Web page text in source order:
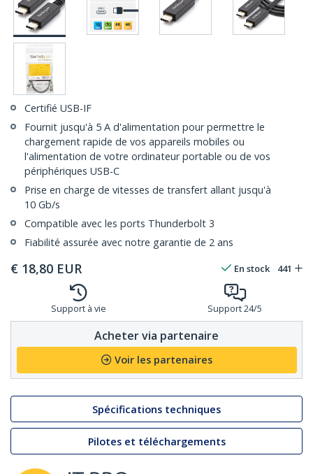
Certifié USB-IF
Fournit jusqu'à 5 A d'alimentation pour permettre le
chargement rapide de vos appareils mobiles ou
l'alimentation de votre ordinateur portable ou de vos
périphériques USB-C
Prise en charge de vitesses de transfert allant jusqu'à
10 Gb/s
Compatible avec les ports Thunderbolt 3
Fiabilité assurée avec notre garantie de 2 ans
€ 18,80 EUR En stock 441
Support à vie Support 24/5
Acheter via partenaire
Voir les partenaires
Spécifications techniques
Pilotes et téléchargements